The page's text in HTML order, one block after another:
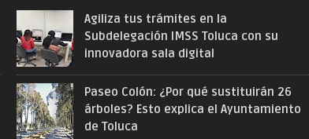
Agiliza tus trámites en la
Subdelegación IMSS Toluca con su
innovadora sala digital
Paseo Colón: ¿Por qué sustituirán 26
árboles? Esto explica el Ayuntamiento
de Toluca